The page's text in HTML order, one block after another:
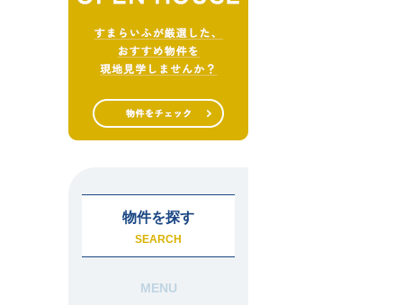
物件を探す
SEARCH
MENU